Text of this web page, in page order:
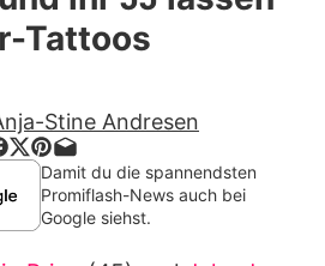
auf Promiflash
runterladen
Team
Richtlinien
Tattoos
Stine Andresen
Damit du die spannendsten
Promiflash-News auch bei
Google siehst.